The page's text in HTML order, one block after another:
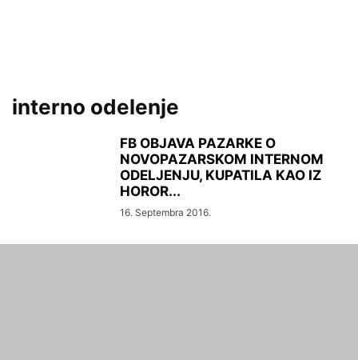
interno odelenje
FB OBJAVA PAZARKE O
NOVOPAZARSKOM INTERNOM
ODELJENJU, KUPATILA KAO IZ
HOROR...
16. Septembra 2016.